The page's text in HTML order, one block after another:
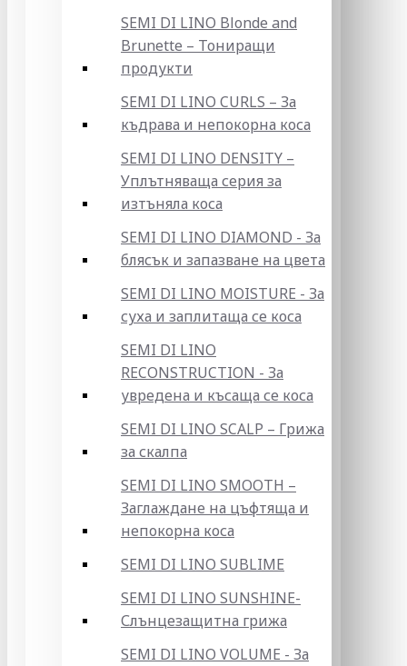
SEMI DI LINO Blonde and
Brunette – Тониращи
продукти
SEMI DI LINO CURLS – За
къдрава и непокорна коса
SEMI DI LINO DENSITY –
Уплътняваща серия за
изтъняла коса
SEMI DI LINO DIAMOND - За
блясък и запазване на цвета
SEMI DI LINO MOISTURE - За
суха и заплитаща се коса
SEMI DI LINO
RECONSTRUCTION - За
увредена и късаща се коса
SEMI DI LINO SCALP – Грижа
за скалпа
SEMI DI LINO SMOOTH –
Заглаждане на цъфтяща и
непокорна коса
SEMI DI LINO SUBLIME
SEMI DI LINO SUNSHINE-
Слънцезащитна грижа
SEMI DI LINO VOLUME - За